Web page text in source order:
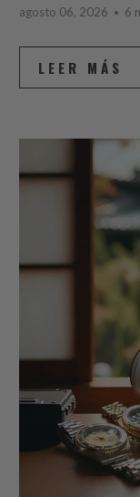
agosto 06, 2026 6
LEER MÁS